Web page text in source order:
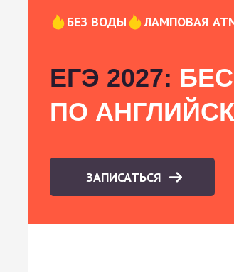
БЕЗ ВОДЫ ЛАМПОВАЯ
ЕГЭ 2027:
ПО
ЗАПИСАТЬСЯ